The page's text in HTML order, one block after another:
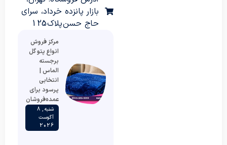
بازار پانزده خرداد، سرای
حاج حسن پلاک 125
مرکز فروش
انواع پتو گل
برجسته
الماس |
انتخابی
پرسود برای
عمده‌فروشان
شنبه , 8
آگوست
2026